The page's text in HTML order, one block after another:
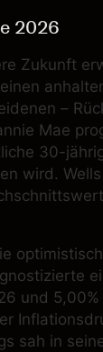
2026
Zukunft
–
Mae
30-
wird.
und
sah in